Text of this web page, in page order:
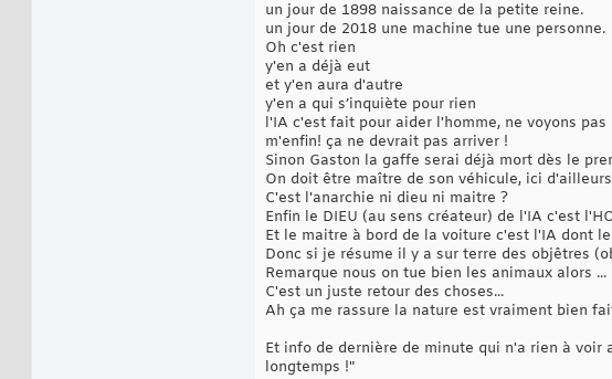
un jour de 1898 naissance de la petite reine.
un jour de 2018 une machine tue une personne.
Oh c'est rien
y'en a déjà eut
et y'en aura d'autre
y'en a qui s’inquiète pour rien
l'IA c'est fait pour aider l'homme, ne voyons
m'enfin! ça ne devrait pas arriver !
Sinon Gaston la gaffe serai déjà mort dès le
On doit être maître de son véhicule, ici
C'est l'anarchie ni dieu ni maitre ?
Enfin le DIEU (au sens créateur) de l'IA c'est
Et le maitre à bord de la voiture c'est l'IA dont
Donc si je résume il y a sur terre des objêtres
Remarque nous on tue bien les animaux alors ...
C'est un juste retour des choses...
Ah ça me rassure la nature est vraiment bien
Et info de dernière de minute qui n'a rien à voir
longtemps !"